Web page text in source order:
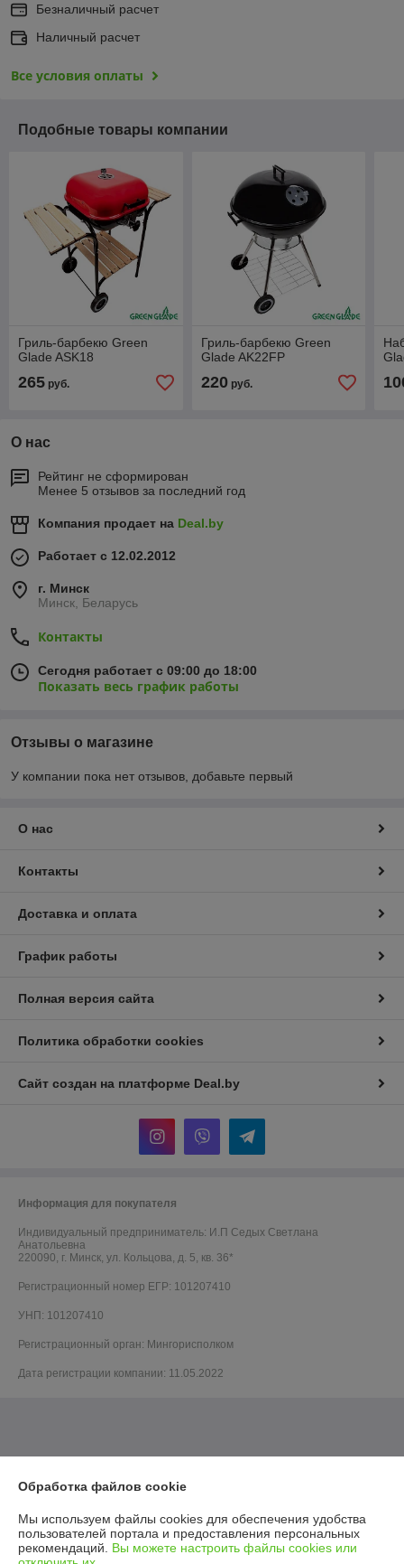
Безналичный расчет
Наличный расчет
Все условия оплаты
Подобные товары компании
Гриль-барбекю Green
Glade ASK18
265 руб.
Гриль-барбекю Green
Glade AK22FP
220руб.
О нас
Рейтинг не сформирован
Менее 5 отзывов за последний год
Компания продает на Deal.by
Работает с 12.02.2012
г. Минск
Минск, Беларусь
Контакты
Сегодня работает с 09:00 до 18:00
Показать весь график работы
Отзывы о магазине
У компании пока нет отзывов, добавьте первый
О нас
Контакты
Доставка и оплата
График работы
Полная версия сайта
Политика обработки cookies
Сайт создан на платформе Deal.by
Информация для покупателя
Индивидуальный предприниматель: И.П Седых Светлана
Анатольевна
220090, г. Минск, ул. Кольцова, д. 5, кв. 36*
Регистрационный номер ЕГР: 101207410
УНП: 101207410
Регистрационный орган: Мингорисполком
Дата регистрации компании: 11.05.2022
Обработка файлов cookie
Мы используем файлы cookies для обеспечения удобства
пользователей портала и предоставления персональных
рекомендаций. Вы можете настроить файлы cookies или